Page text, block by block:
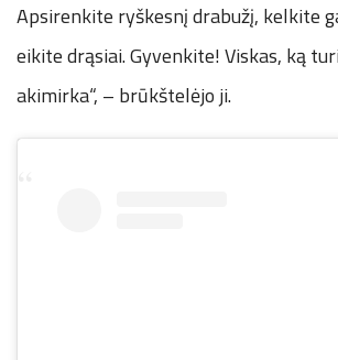
Apsirenkite ryškesnį drabužį, kelkite
eikite drąsiai. Gyvenkite! Viskas, ką
akimirka“, – brūkštelėjo ji.